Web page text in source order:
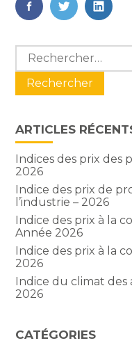
FaceBook
Twitter
Blog
sidebar
Rechercher :
ARTICLES
Indices des prix des
2026
Indice des prix de
l’industrie – 2026
Indice des prix à la
Année 2026
Indice des prix à la
2026
Indice du climat des
2026
CATÉGORIES